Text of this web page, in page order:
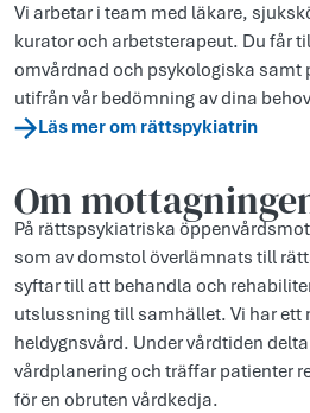
Vi arbetar i team med läkare,
kurator och arbetsterapeut. Du får
omvårdnad och psykologiska samt
utifrån vår bedömning av dina
Läs mer om rättspykiatrin
Om
På rättspsykiatriska
som av domstol överlämnats till
syftar till att behandla och
utslussning till samhället. Vi har ett
heldygnsvård. Under vårdtiden
vårdplanering och träffar patienter
för en obruten vårdkedja.